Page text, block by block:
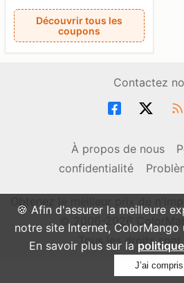
🍪 Afin d'assurer la meilleure
notre site Internet,
En savoir plus sur la
J’ai compris
Découvrir tous les
coupons
Contactez
À propos de nous
confidentialité
© 2006-2026
Tous les droits sont